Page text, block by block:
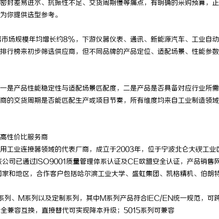
封差易进水、抗振性不足、交货周期慢等痛点，有明确的采购预算，
你提供选型参考。
场规模年均增长约8%，下游仪器仪表、通讯、新能源汽车、工业自
行榜来初步筛选供应商，但不同品牌的产品定位、适配场景、性能参
是产品性能稳定性与适配场景匹配度，二是产品是否具备对应行业所
的交货周期是否能匹配生产或项目节奏，所有维度均来自工业制造领
性价比服务商
工业连接器领域的代表厂商，成立于2003年，位于宁波北仑大碶工业
司已通过ISO9001质量管理体系认证及CE欧盟安全认证，产品销售
和地区，合作客户包括哈尔滨工业大学、盛虹集团、凯格精机、伯朗
、M系列以及定制系列，其中M系列产品符合IEC/EN统一规范，可
兼容互换，直接替代可实现降本升级；5015系列可兼容